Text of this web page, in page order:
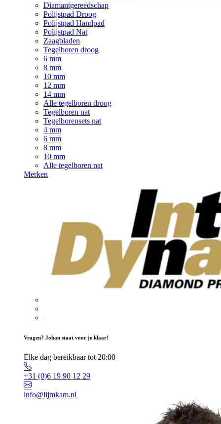
Diamantgereedschap
Polijstpad Droog
Polijstpad Handpad
Polijstpad Nat
Zaagbladen
Tegelboren droog
6 mm
8 mm
10 mm
12 mm
14 mm
Alle tegelboren droog
Tegelboren nat
Tegelborensets nat
4 mm
6 mm
8 mm
10 mm
Alle tegelboren nat
Merken
Vragen? Johan staat voor je klaar!
Elke dag bereikbaar tot 20:00
+31 (0)6 19 90 12 29
info@lijmkam.nl